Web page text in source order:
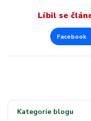
Kategorie blogu
Líbil se
Facebook